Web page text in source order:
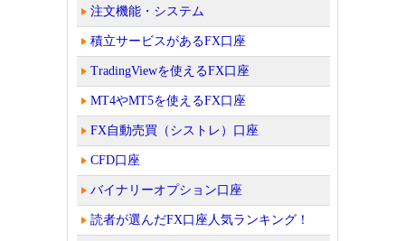
注文機能・システム
積立サービスがあるFX口座
TradingViewを使えるFX口座
MT4やMT5を使えるFX口座
FX自動売買（シストレ）口座
CFD口座
バイナリーオプション口座
読者が選んだFX口座人気ランキング！